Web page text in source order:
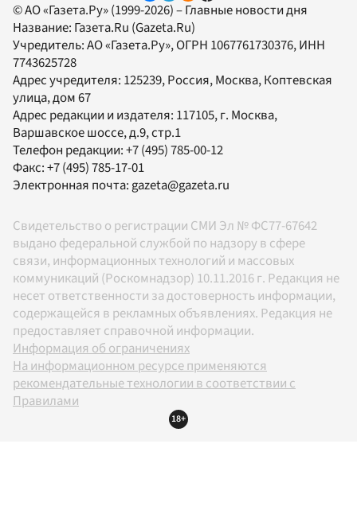
© АО «Газета.Ру» (1999-2026) – Главные новости дня
Название: Газета.Ru (Gazeta.Ru)
Учредитель:АО «Газета.Ру», ОГРН 1067761730376, ИНН
7743625728
Адрес учредителя: 125239, Россия, Москва, Коптевская
улица, дом 67
Адрес редакции и издателя: 117105, г. Москва,
Варшавское шоссе, д.9, стр.1
Телефон редакции:+7 (495) 785-00-12
Факс:+7 (495) 785-17-01
Электронная почта:gazeta@gazeta.ru
Свидетельство о регистрации СМИ Эл № ФС77-67642
выдано федеральной службой по надзору в сфере
связи, информационных технологий и массовых
коммуникаций (Роскомнадзор) 10.11.2016 г. Редакция не
несет ответственности за достоверность информации,
содержащейся в рекламных объявлениях. Редакция не
предоставляет справочной информации.
Информация об ограничениях
На информационном ресурсе применяются
рекомендательные технологии в соответствии с
Правилами
18+